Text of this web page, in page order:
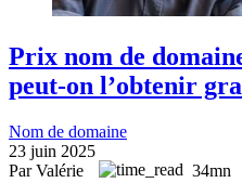
Prix nom de
peut-on l’obtenir
Nom de domaine
23 juin 2025
Par Valérie
34mn